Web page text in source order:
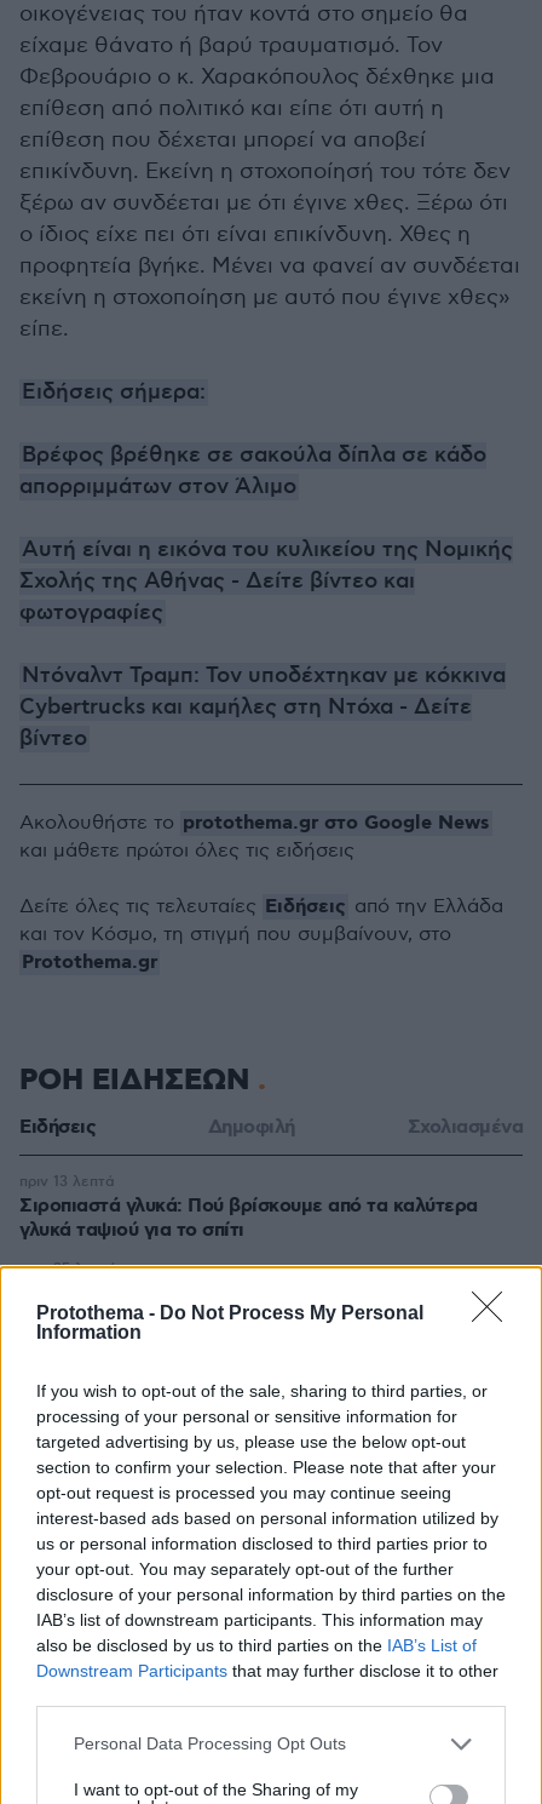
Protothema - Do Not Process My Personal
Information
If you wish to opt-out of the sale, sharing to third parties, or
processing of your personal or sensitive information for
targeted advertising by us, please use the below opt-out
section to confirm your selection. Please note that after your
opt-out request is processed you may continue seeing
interest-based ads based on personal information utilized by
us or personal information disclosed to third parties prior to
your opt-out. You may separately opt-out of the further
disclosure of your personal information by third parties on the
IAB’s list of downstream participants. This information may
also be disclosed by us to third parties on the IAB’s List of
Downstream Participants that may further disclose it to other
Please note that this website/app uses one or more Google
not limited to your visit or usage behaviour. You may click to
Personal Data Processing Opt Outs
I want to opt-out of the Sharing of my
οικογένειας του ήταν κοντά στο σημείο θα
είχαμε θάνατο ή βαρύ τραυματισμό. Τον
Φεβρουάριο ο κ. Χαρακόπουλος δέχθηκε μια
επίθεση από πολιτικό και είπε ότι αυτή η
επίθεση που δέχεται μπορεί να αποβεί
επικίνδυνη. Εκείνη η στοχοποίησή του τότε δεν
ξέρω αν συνδέεται με ότι έγινε χθες. Ξέρω ότι
ο ίδιος είχε πει ότι είναι επικίνδυνη. Χθες η
προφητεία βγήκε. Μένει να φανεί αν συνδέεται
εκείνη η στοχοποίηση με αυτό που έγινε χθες»
είπε.
Ειδήσεις σήμερα:
Βρέφος βρέθηκε σε σακούλα δίπλα σε κάδο
απορριμμάτων στον Άλιμο
Αυτή είναι η εικόνα του κυλικείου της Νομικής
Σχολής της Αθήνας - Δείτε βίντεο και
φωτογραφίες
Ντόναλντ Τραμπ: Τον υποδέχτηκαν με κόκκινα
Cybertrucks και καμήλες στη Ντόχα - Δείτε
βίντεο
Ακολουθήστε το protothema.gr στο Google News
και μάθετε πρώτοι όλες τις ειδήσεις
Δείτε όλες τις τελευταίες Ειδήσεις από την Ελλάδα
και τον Κόσμο, τη στιγμή που συμβαίνουν, στο
Protothema.gr
ΡΟΗ ΕΙΔΗΣΕΩΝ
Ειδήσεις Δημοφιλή Σχολιασμένα
Σιροπιαστά γλυκά: Πού βρίσκουμε από τα καλύτερα
γλυκά ταψιού για το σπίτι
πριν 13 λεπτά
Παλαιό Φάληρο, εκκενώθηκε προληπτικά πολυκατοικία
πριν 25 λεπτά
Εντυπωσιάζει με την εμφάνισή της η σύζυγος του Τζέντι
Όσμαν στις διακοπές τους στην Τουρκία, βίντεο
Φωτιά στη Σητεία στην περιοχή Αχλάδια, κοντά σε
πάρκο με ανεμογεννήτριες, πνέουν ισχυροί άνεμοι στην
περιοχή
πριν 32 λεπτά
Μπορεί ο σκύλος μας να πιει κρύο νερό; Τι πρέπει να
προσέξουμε με τα παγάκια
πριν 43 λεπτά
Βάλθηκε να τρελάνει κόσμο ο Καντέρ: Ο Τούρκος
κριτήρια... συμπερίληψης και δηλώνει υποψήφιος να
παίξει στο WNBA
πριν 43 λεπτά